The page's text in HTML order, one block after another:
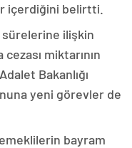
içerdiğini belirtti.
sürelerine ilişkin
miktarının
Bakanlığı
yeni görevler de
bayram